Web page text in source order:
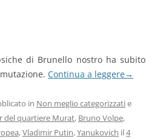
di Brunello nostro ha subito
Continua a leggere→
in Non meglio categorizzatie
del quartiere Murat, Bruno Volpe,
,Vladimir Putin,Yanukovich il4